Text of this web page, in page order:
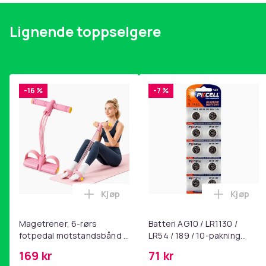
Lignende toppselgere
-16 %
Magetrener, 6-rørs
fotpedal motstandsbånd -
yoga og
169 kr
Legg Magetrener, 6-rørs fotpedal
Kjøp
-7 %
Batteri AG10 / LR1130 /
LR54 / 189 / 10-pakning
71 kr
Legg
Kjøp